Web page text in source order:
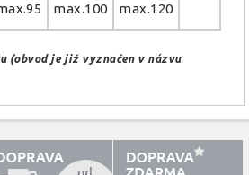
max.100 max.120
(obvod je již vyznačen v názvu